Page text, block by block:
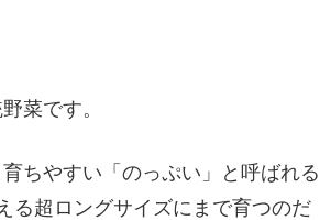
菜です。
ちやすい「のっぷい」と呼ばれる
る超ロングサイズにまで育つのだ